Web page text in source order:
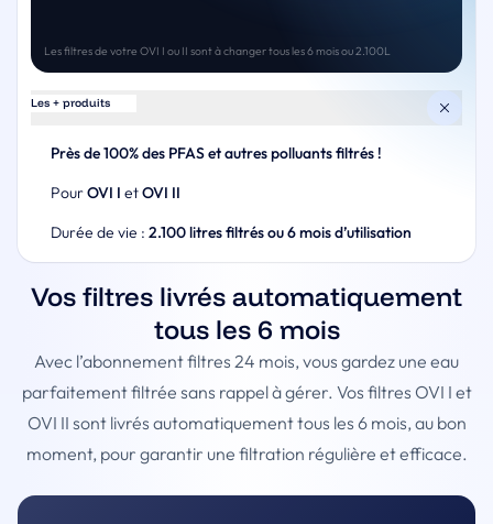
Les filtres de votre OVI I ou II sont à changer tous les 6 mois ou 2.100L
Les + produits
Près de 100% des PFAS et autres polluants filtrés !
PourOVI I etOVI II
Durée de vie : 2.100 litres filtrés ou 6 mois d’utilisation
Vos filtres livrés automatiquement
tous les 6 mois
Avec l’abonnement filtres 24 mois, vous gardez une eau
parfaitement filtrée sans rappel à gérer. Vos filtres OVI I et
OVI II sont livrés automatiquement tous les 6 mois, au bon
moment, pour garantir une filtration régulière et efficace.